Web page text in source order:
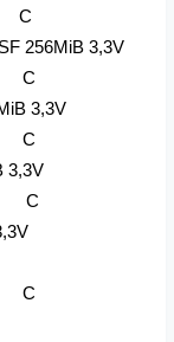
C
256MiB 3,3V
C
3,3V
C
3,3V
C
C